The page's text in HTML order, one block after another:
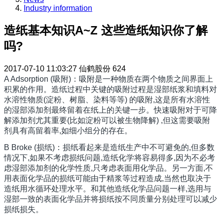
Industry information
造纸基本知识A~Z 这些造纸知识你了解
吗?
2017-07-10 11:03:27 仙鹤股份 624
A Adsorption (吸附)：吸附是一种物质在两个物质之间界面上
积累的作用。造纸过程中关键的吸附过程是湿部纸浆和填料对
水溶性物质(淀粉、树脂、染料等等) 的吸附,这是所有水溶性
的湿部添加剂最终留着在纸上的关键一步。快速吸附对于可降
解添加剂尤其重要(比如淀粉可以被生物降解) ,但这需要吸附
剂具有高留着率,如细小组分的存在。
B Broke (损纸)：损纸看起来是造纸生产中不可避免的,但多数
情况下,如果不考虑损纸问题,造纸化学将容易得多,因为不必考
虑湿部添加剂的化学性质,只考虑表面用化学品。另一方面,不
用表面化学品的损纸可能由于精浆等过程造成,当然也取决于
造纸用水循环处理水平。和其他造纸化学品问题一样,选用与
湿部一致的表面化学品并将损纸按不同质量分别处理可以减少
损纸损失。